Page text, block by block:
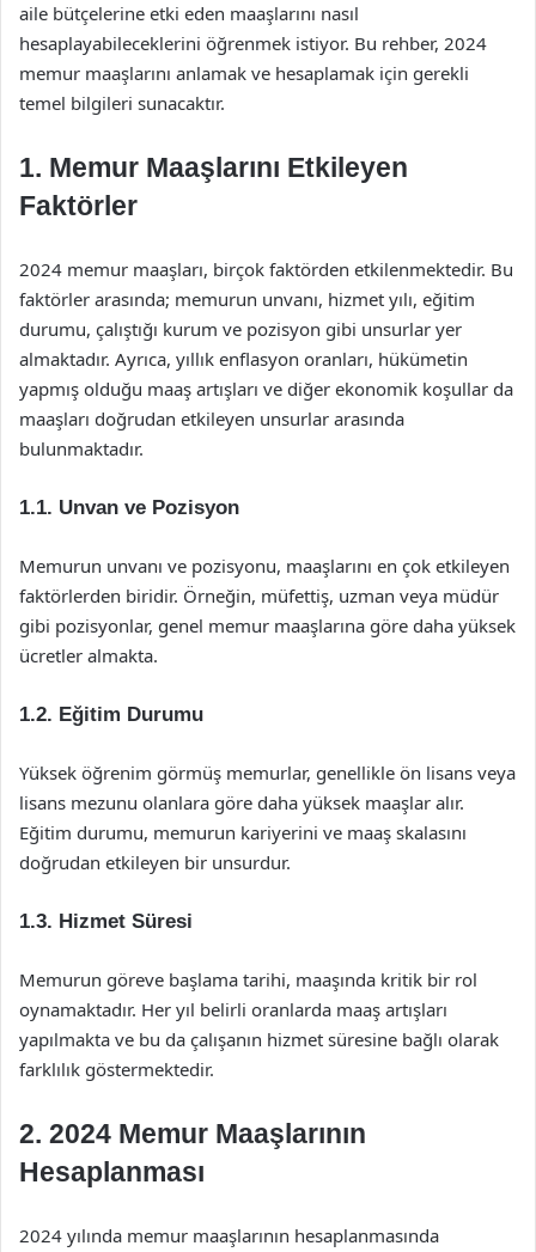
aile bütçelerine etki eden maaşlarını nasıl
hesaplayabileceklerini öğrenmek istiyor. Bu rehber, 2024
memur maaşlarını anlamak ve hesaplamak için gerekli
temel bilgileri sunacaktır.
1. Memur Maaşlarını Etkileyen
Faktörler
2024 memur maaşları, birçok faktörden etkilenmektedir. Bu
faktörler arasında; memurun unvanı, hizmet yılı, eğitim
durumu, çalıştığı kurum ve pozisyon gibi unsurlar yer
almaktadır. Ayrıca, yıllık enflasyon oranları, hükümetin
yapmış olduğu maaş artışları ve diğer ekonomik koşullar da
maaşları doğrudan etkileyen unsurlar arasında
bulunmaktadır.
1.1. Unvan ve Pozisyon
Memurun unvanı ve pozisyonu, maaşlarını en çok etkileyen
faktörlerden biridir. Örneğin, müfettiş, uzman veya müdür
gibi pozisyonlar, genel memur maaşlarına göre daha yüksek
ücretler almakta.
1.2. Eğitim Durumu
Yüksek öğrenim görmüş memurlar, genellikle ön lisans veya
lisans mezunu olanlara göre daha yüksek maaşlar alır.
Eğitim durumu, memurun kariyerini ve maaş skalasını
doğrudan etkileyen bir unsurdur.
1.3. Hizmet Süresi
Memurun göreve başlama tarihi, maaşında kritik bir rol
oynamaktadır. Her yıl belirli oranlarda maaş artışları
yapılmakta ve bu da çalışanın hizmet süresine bağlı olarak
farklılık göstermektedir.
2. 2024 Memur Maaşlarının
Hesaplanması
2024 yılında memur maaşlarının hesaplanmasında